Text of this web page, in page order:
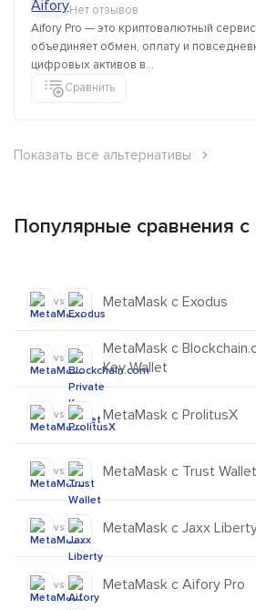
Нет отзывов
Aifory Pro — это криптовалютный
объединяет обмен, оплату и
цифровых активов в...
Сравнить
Показать все альтернативы
Популярные сравнения
vs MetaMask с Exodus
vs
MetaMask с Blockchain.com Private
Key Wallet
vs MetaMask с ProlitusX
vs MetaMask с Trust Wallet
vs MetaMask с Jaxx
vs MetaMask с Aifory Pro